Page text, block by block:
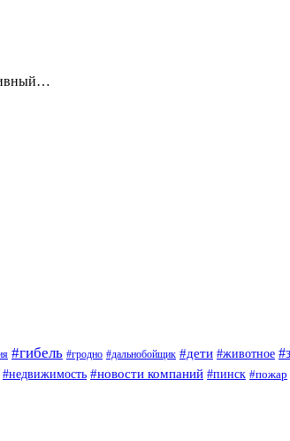
#гибель #гродно #дальнобойщик #дети #животное
#недвижимость #новости компаний #пинск #пожар